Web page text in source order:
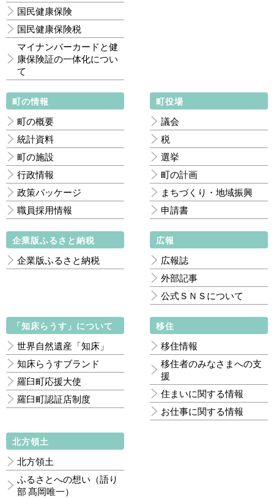
国民健康保険
国民健康保険税
マイナンバーカードと健
康保険証の一体化につい
て
町の情報
町の概要
統計資料
町の施設
行政情報
政策パッケージ
職員採用情報
町役場
議会
税
選挙
町の計画
まちづくり・地域振興
申請書
企業版ふるさと納税
企業版ふるさと納税
広報
広報誌
外部記事
公式ＳＮＳについて
「知床らうす」について
世界自然遺産「知床」
知床らうすブランド
羅臼町応援大使
羅臼町認証店制度
移住
移住情報
移住者のみなさまへの支
援
住まいに関する情報
お仕事に関する情報
北方領土
北方領土
ふるさとへの想い（語り
部 髙岡唯一）